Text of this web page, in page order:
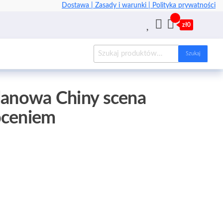
Dostawa | Zasady i warunki | Polityka prywatności
zł0
Szukaj
Chiny scena